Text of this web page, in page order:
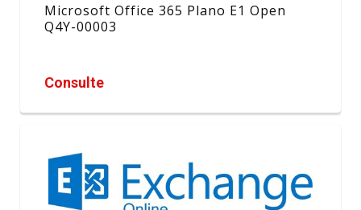
Microsoft Office 365 Plano E1 Open
Q4Y-00003
Consulte